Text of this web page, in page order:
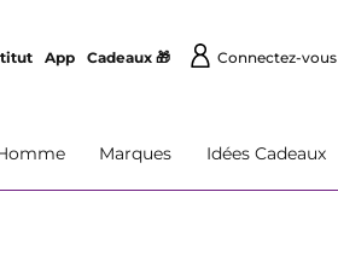
App Cadeaux 🎁 Connectez-vous
Marques Idées Cadeaux